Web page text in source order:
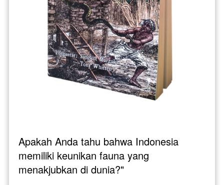
Apakah Anda tahu bahwa Indonesia
memiliki keunikan fauna yang
menakjubkan di dunia?"